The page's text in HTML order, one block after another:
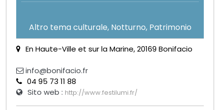
Altro tema culturale, Notturno, Patrimonio
En Haute-Ville et sur la Marine, 20169 Bonifacio
info@bonifacio.fr
04 95 73 11 88
Sito web : http://www.festilumi.fr/